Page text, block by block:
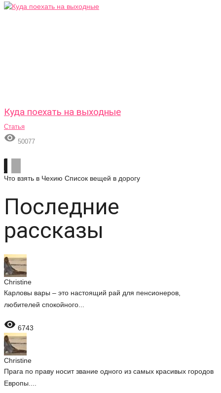
Куда поехать на выходные
Статья
 50077
Что взять в Чехию Список вещей в дорогу
Последние
рассказы
Christine
Карловы вары – это настоящий рай для пенсионеров,
любителей спокойного...
 6743
Christine
Прага по праву носит звание одного из самых красивых городов
Европы....